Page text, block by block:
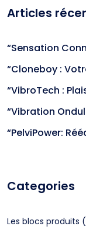
Articles
“Sensation
“Cloneboy :
“VibroTech :
“Vibration
“PelviPower:
Categories
Les blocs produits